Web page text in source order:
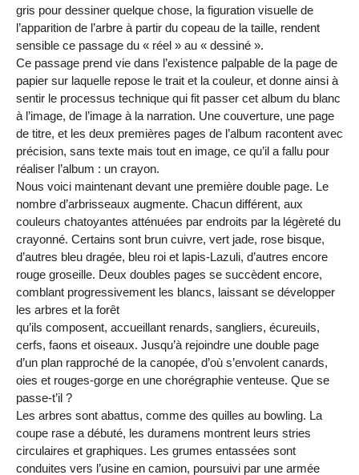
gris pour dessiner quelque chose, la figuration visuelle de
l’apparition de l’arbre à partir du copeau de la taille, rendent
sensible ce passage du « réel » au « dessiné ».
Ce passage prend vie dans l’existence palpable de la page de
papier sur laquelle repose le trait et la couleur, et donne ainsi à
sentir le processus technique qui fit passer cet album du blanc
à l’image, de l’image à la narration. Une couverture, une page
de titre, et les deux premières pages de l’album racontent avec
précision, sans texte mais tout en image, ce qu’il a fallu pour
réaliser l’album : un crayon.
Nous voici maintenant devant une première double page. Le
nombre d’arbrisseaux augmente. Chacun différent, aux
couleurs chatoyantes atténuées par endroits par la légèreté du
crayonné. Certains sont brun cuivre, vert jade, rose bisque,
d’autres bleu dragée, bleu roi et lapis-Lazuli, d’autres encore
rouge groseille. Deux doubles pages se succèdent encore,
comblant progressivement les blancs, laissant se développer
les arbres et la forêt
qu’ils composent, accueillant renards, sangliers, écureuils,
cerfs, faons et oiseaux. Jusqu’à rejoindre une double page
d’un plan rapproché de la canopée, d’où s’envolent canards,
oies et rouges-gorge en une chorégraphie venteuse. Que se
passe-t’il ?
Les arbres sont abattus, comme des quilles au bowling. La
coupe rase a débuté, les duramens montrent leurs stries
circulaires et graphiques. Les grumes entassées sont
conduites vers l’usine en camion, poursuivi par une armée